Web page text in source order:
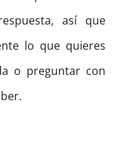
así que
lo que quieres
o preguntar con